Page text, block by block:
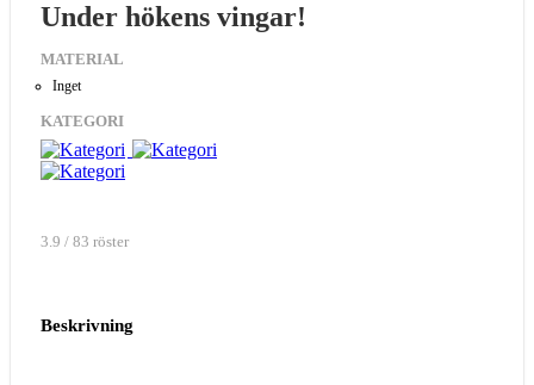
Under hökens vingar!
MATERIAL
Inget
KATEGORI
3.9 / 83 röster
Beskrivning